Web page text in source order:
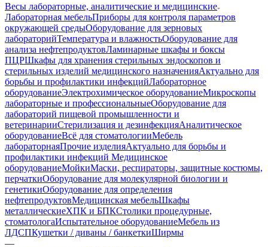
Весы лабораторные, аналитические и медицинские
Лабораторная мебельПриборы для контроля параметров
окружающей средыОборудование для зерновых
лабораторийТемпература и влажностьОборудование для
анализа нефтепродуктовЛаминарные шкафы и боксы
ПЦРШкафы для хранения стерильных эндоскопов и
стерильных изделий медицинского назначенияАктуально для
борьбы и профилактики инфекцийЛабораторное
оборудованиеЭлектрохимическое оборудованиеМикроскопы
лабораторные и профессиональныеОборудование для
лабораторий пищевой промышленности и
ветеринарииСтерилизация и дезинфекцияАналитическое
оборудованиеВсё для стоматологииМебель
лабораторнаяПрочие изделияАктуально для борьбы и
профилактики инфекций Медицинское
оборудованиеМойкиМаски, респираторы, защитные костюмы,
перчаткиОборудование для молекулярной биологии и
генетикиОборудование для определения
нефтепродуктовМедицинская мебельШкафы
металлическиеХПК и БПКСтолики процедурные,
стоматологаИспытательное оборудованиеМебель из
ЛДСПКушетки / диваны / банкеткиШирмы
—